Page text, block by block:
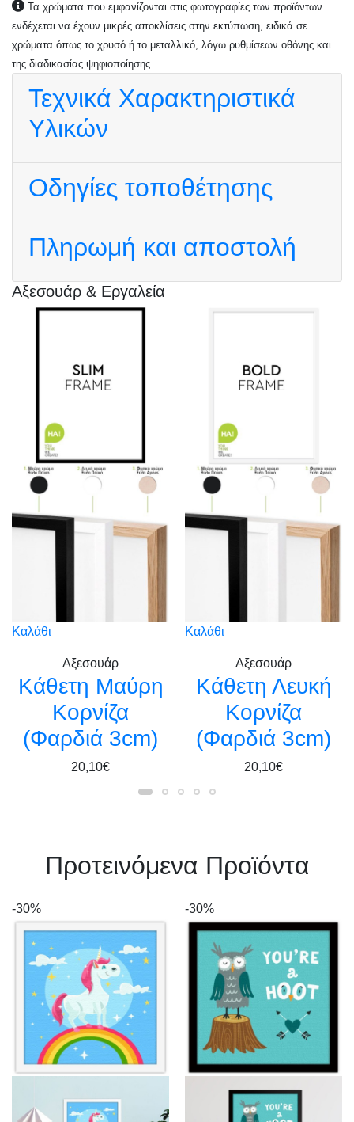
Τα χρώματα που εμφανίζονται στις φωτογραφίες των προϊόντων
ενδέχεται να έχουν μικρές αποκλίσεις στην εκτύπωση, ειδικά σε
χρώματα όπως το χρυσό ή το μεταλλικό, λόγω ρυθμίσεων οθόνης και
της διαδικασίας ψηφιοποίησης.
Τεχνικά Χαρακτηριστικά
Υλικών
Οδηγίες τοποθέτησης
Πληρωμή και αποστολή
Αξεσουάρ & Εργαλεία
Καλάθι
Αξεσουάρ
Kάθετη Μαύρη
Κορνίζα
(Φαρδιά 3cm)
20,10€
Καλάθι
Αξεσουάρ
Κάθετη Λευκή
Κορνίζα
(Φαρδιά 3cm)
20,10€
Πρoτεινόμενα Προϊόντα
-30% -30%